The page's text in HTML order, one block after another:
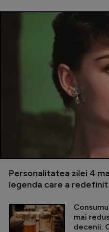
Personalitatea zilei 4
legenda care a
mai
decenii.